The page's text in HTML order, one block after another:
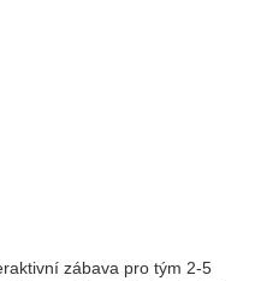
zábava pro tým 2-5